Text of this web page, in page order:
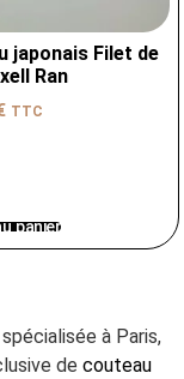
japonais Filet de
Ran
TTC
panier
à Paris,
de couteau